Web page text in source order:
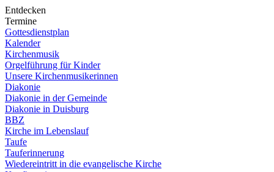
Entdecken
Termine
Gottesdienstplan
Kalender
Kirchenmusik
Orgelführung für Kinder
Unsere Kirchenmusikerinnen
Diakonie
Diakonie in der Gemeinde
Diakonie in Duisburg
BBZ
Kirche im Lebenslauf
Taufe
Tauferinnerung
Wiedereintritt in die evangelische Kirche